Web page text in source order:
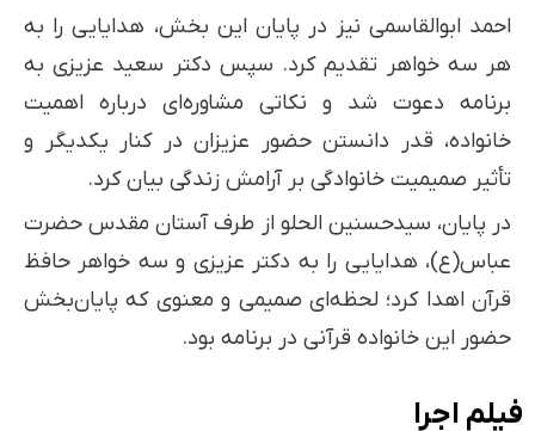
احمد ابوالقاسمی نیز در پایان این بخش، هدایایی را به
هر سه خواهر تقدیم کرد. سپس دکتر سعید عزیزی به
برنامه دعوت شد و نکاتی مشاوره‌ای درباره اهمیت
خانواده، قدر دانستن حضور عزیزان در کنار یکدیگر و
تأثیر صمیمیت خانوادگی بر آرامش زندگی بیان کرد.
در پایان، سیدحسنین الحلو از طرف آستان مقدس حضرت
عباس(ع)، هدایایی را به دکتر عزیزی و سه خواهر حافظ
قرآن اهدا کرد؛ لحظه‌ای صمیمی و معنوی که پایان‌بخش
حضور این خانواده قرآنی در برنامه بود.
فیلم اجرا